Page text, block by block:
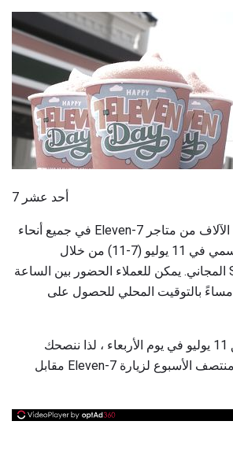
7 أحد عشر
في كل صيف ، يحتفل الآلاف من متاجر 7-Eleven في جميع أنحاء
البلاد بعيد ميلاد غير رسمي في 11 يوليو (7-11) من خلال
استضافة يوم Slurpee المجاني. يمكن للعملاء الحضور بين الساعة
7 صباحًا والساعة 11 مساءً بالتوقيت المحلي للحصول على
في عام 2018 ، يوافق 11 يوليو في يوم الأربعاء ، لذا ننصحك
باستراحة سريعة في منتصف الأسبوع لزيارة 7-Eleven مقابل